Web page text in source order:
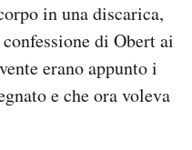
in una discarica,
di Obert ai
erano appunto i
e che ora voleva